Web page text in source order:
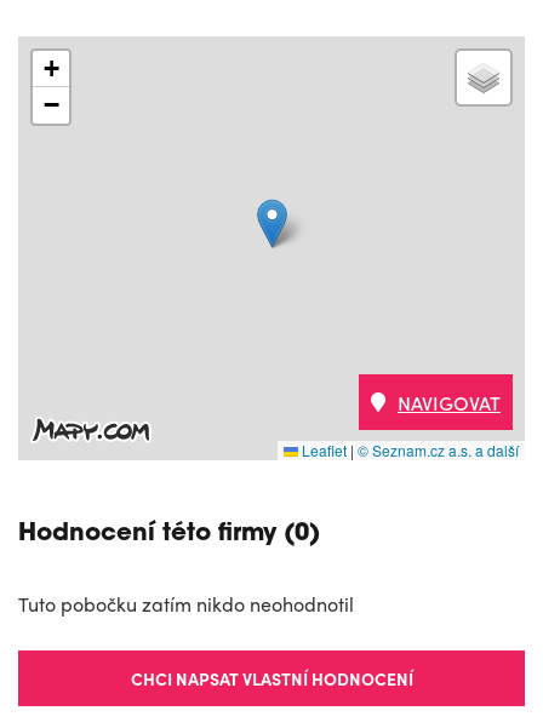
+
−
Leaflet | © Seznam.cz a.s. a další
NAVIGOVAT
Hodnocení této firmy (0)
Tuto pobočku zatím nikdo neohodnotil
CHCI NAPSAT VLASTNÍ HODNOCENÍ